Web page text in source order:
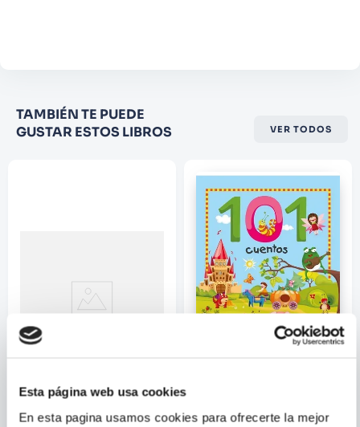
Esta página web usa cookies
En esta pagina usamos cookies para ofrecerte la mejor
Califique el producto de 1 a 5
estrellas
Escribir comentario
ENVIAR
TAMBIÉN TE PUEDE
GUSTAR ESTOS LIBROS
VER TODOS
SILVIA SERRELI